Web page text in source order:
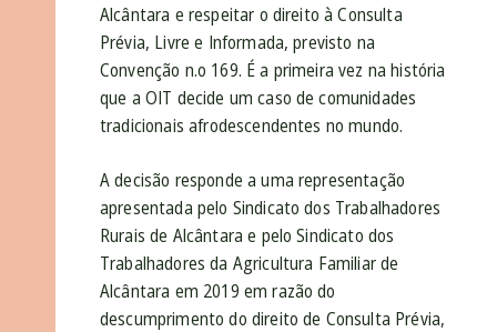
Alcântara e respeitar o direito à Consulta
Prévia, Livre e Informada, previsto na
Convenção n.o 169. É a primeira vez na história
que a OIT decide um caso de comunidades
tradicionais afrodescendentes no mundo.
A decisão responde a uma representação
apresentada pelo Sindicato dos Trabalhadores
Rurais de Alcântara e pelo Sindicato dos
Trabalhadores da Agricultura Familiar de
Alcântara em 2019 em razão do
descumprimento do direito de Consulta Prévia,